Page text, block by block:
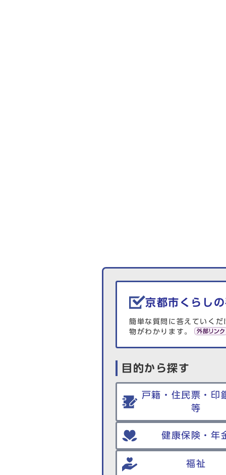
生活情報を探す
京都市くらしの
簡単な質問に答えていく
物がわかります。
目的から探す
戸籍・住民票・印
等
健康保険・年
福祉